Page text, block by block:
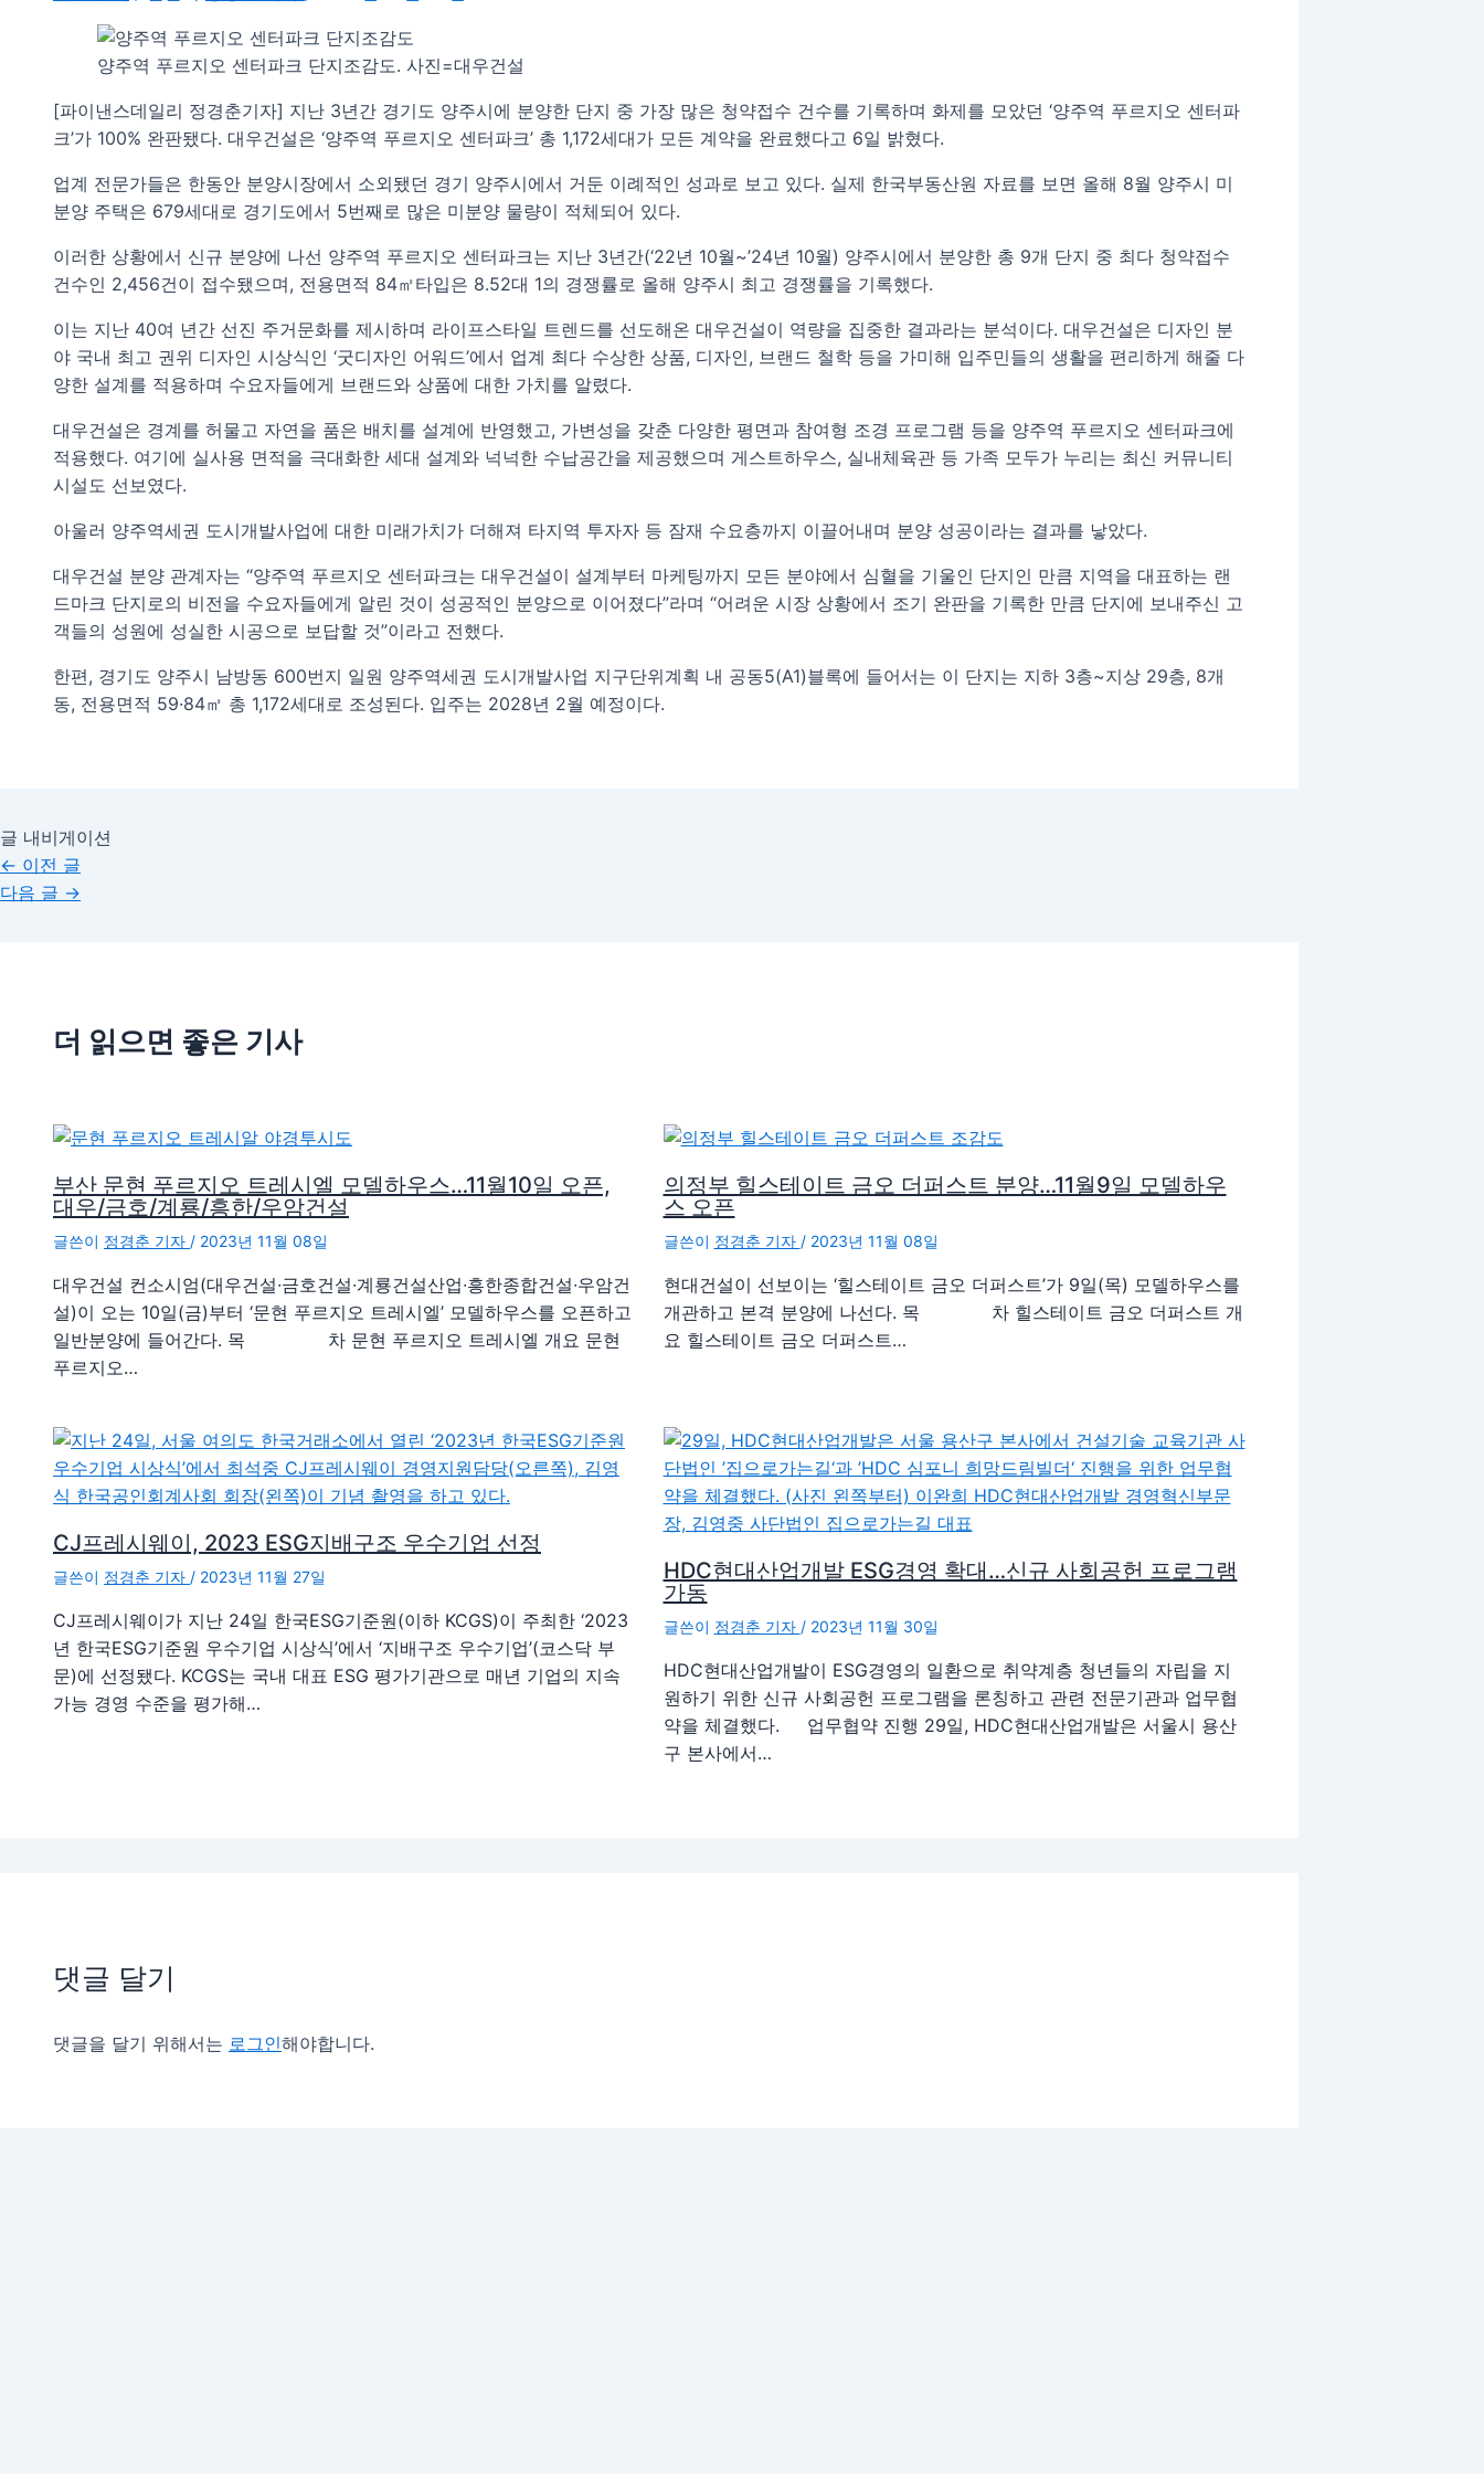
양주역 푸르지오 센터파크 단지조감도. 사진=대우건설
[파이낸스데일리 정경춘기자] 지난 3년간 경기도 양주시에 분양한 단지 중 가장 많은 청약접수 건수를 기록하며 화제를 모았던 ‘양주역 푸르지오 센터파
크’가 100% 완판됐다. 대우건설은 ‘양주역 푸르지오 센터파크’ 총 1,172세대가 모든 계약을 완료했다고 6일 밝혔다.
업계 전문가들은 한동안 분양시장에서 소외됐던 경기 양주시에서 거둔 이례적인 성과로 보고 있다. 실제 한국부동산원 자료를 보면 올해 8월 양주시 미
분양 주택은 679세대로 경기도에서 5번째로 많은 미분양 물량이 적체되어 있다.
이러한 상황에서 신규 분양에 나선 양주역 푸르지오 센터파크는 지난 3년간(‘22년 10월~’24년 10월) 양주시에서 분양한 총 9개 단지 중 최다 청약접수
건수인 2,456건이 접수됐으며, 전용면적 84㎡타입은 8.52대 1의 경쟁률로 올해 양주시 최고 경쟁률을 기록했다.
이는 지난 40여 년간 선진 주거문화를 제시하며 라이프스타일 트렌드를 선도해온 대우건설이 역량을 집중한 결과라는 분석이다. 대우건설은 디자인 분
야 국내 최고 권위 디자인 시상식인 ‘굿디자인 어워드’에서 업계 최다 수상한 상품, 디자인, 브랜드 철학 등을 가미해 입주민들의 생활을 편리하게 해줄 다
양한 설계를 적용하며 수요자들에게 브랜드와 상품에 대한 가치를 알렸다.
대우건설은 경계를 허물고 자연을 품은 배치를 설계에 반영했고, 가변성을 갖춘 다양한 평면과 참여형 조경 프로그램 등을 양주역 푸르지오 센터파크에
적용했다. 여기에 실사용 면적을 극대화한 세대 설계와 넉넉한 수납공간을 제공했으며 게스트하우스, 실내체육관 등 가족 모두가 누리는 최신 커뮤니티
시설도 선보였다.
아울러 양주역세권 도시개발사업에 대한 미래가치가 더해져 타지역 투자자 등 잠재 수요층까지 이끌어내며 분양 성공이라는 결과를 낳았다.
대우건설 분양 관계자는 “양주역 푸르지오 센터파크는 대우건설이 설계부터 마케팅까지 모든 분야에서 심혈을 기울인 단지인 만큼 지역을 대표하는 랜
드마크 단지로의 비전을 수요자들에게 알린 것이 성공적인 분양으로 이어졌다”라며 “어려운 시장 상황에서 조기 완판을 기록한 만큼 단지에 보내주신 고
객들의 성원에 성실한 시공으로 보답할 것”이라고 전했다.
한편, 경기도 양주시 남방동 600번지 일원 양주역세권 도시개발사업 지구단위계획 내 공동5(A1)블록에 들어서는 이 단지는 지하 3층~지상 29층, 8개
동, 전용면적 59·84㎡ 총 1,172세대로 조성된다. 입주는 2028년 2월 예정이다.
글 내비게이션
← 이전 글
다음 글 →
더 읽으면 좋은 기사
부산 문현 푸르지오 트레시엘 모델하우스…11월10일 오픈,
대우/금호/계룡/흥한/우암건설
글쓴이 정경춘 기자 / 2023년 11월 08일
대우건설 컨소시엄(대우건설∙금호건설∙계룡건설산업∙흥한종합건설∙우암건
설)이 오는 10일(금)부터 ‘문현 푸르지오 트레시엘’ 모델하우스를 오픈하고
일반분양에 들어간다. 목 차 문현 푸르지오 트레시엘 개요 문현
푸르지오…
의정부 힐스테이트 금오 더퍼스트 분양…11월9일 모델하우
스 오픈
글쓴이 정경춘 기자 / 2023년 11월 08일
현대건설이 선보이는 ‘힐스테이트 금오 더퍼스트’가 9일(목) 모델하우스를
개관하고 본격 분양에 나선다. 목 차 힐스테이트 금오 더퍼스트 개
요 힐스테이트 금오 더퍼스트…
CJ프레시웨이, 2023 ESG지배구조 우수기업 선정
글쓴이 정경춘 기자 / 2023년 11월 27일
CJ프레시웨이가 지난 24일 한국ESG기준원(이하 KCGS)이 주최한 ‘2023
년 한국ESG기준원 우수기업 시상식’에서 ‘지배구조 우수기업’(코스닥 부
문)에 선정됐다. KCGS는 국내 대표 ESG 평가기관으로 매년 기업의 지속
가능 경영 수준을 평가해…
HDC현대산업개발 ESG경영 확대…신규 사회공헌 프로그램
가동
글쓴이 정경춘 기자 / 2023년 11월 30일
HDC현대산업개발이 ESG경영의 일환으로 취약계층 청년들의 자립을 지
원하기 위한 신규 사회공헌 프로그램을 론칭하고 관련 전문기관과 업무협
약을 체결했다. 업무협약 진행 29일, HDC현대산업개발은 서울시 용산
구 본사에서…
댓글 달기
댓글을 달기 위해서는 로그인해야합니다.